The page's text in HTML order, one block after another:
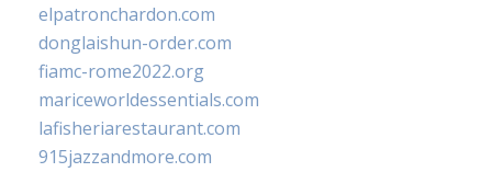
elpatronchardon.com
donglaishun-order.com
fiamc-rome2022.org
mariceworldessentials.com
lafisheriarestaurant.com
915jazzandmore.com